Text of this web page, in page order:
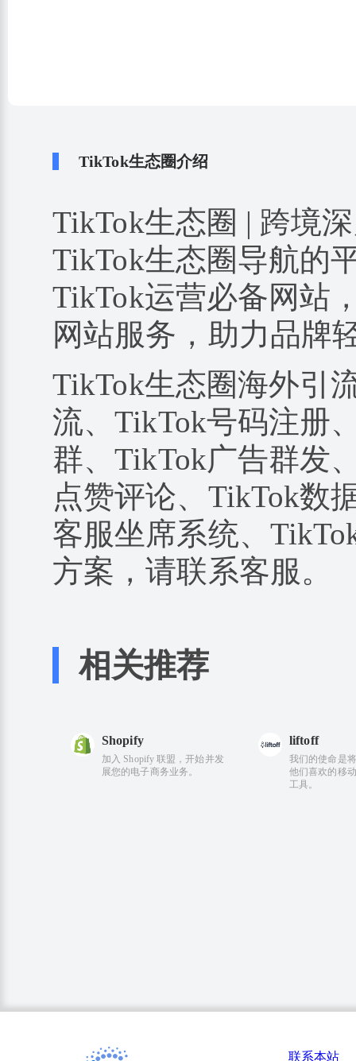
TikTok生态圈介绍
TikTok生态圈 | 跨境
TikTok生态圈导航的
TikTok运营必备网站
网站服务，助力品牌
TikTok生态圈海外引
流、TikTok号码注册
群、TikTok广告群发
点赞评论、TikTok数
客服坐席系统、
方案，请联系客服。
相关推荐
Shopify
加入 Shopify 联盟，开始并发
展您的电子商务业务。
liftoff
我们的使命是
他们喜欢的移
工具。
联系本站